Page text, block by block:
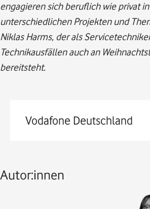
engagieren sich beruflich wie privat in
unterschiedlichen Projekten und
Niklas Harms, der als
Technikausfällen auch an
bereitsteht.
Vodafone Deutschland
Autor:innen